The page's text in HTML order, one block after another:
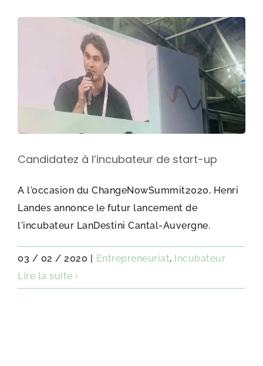
Candidatez à l’incubateur de start-up
A l'occasion du ChangeNowSummit2020, Henri
Landes annonce le futur lancement de
l'incubateur LanDestini Cantal-Auvergne.
03 / 02 / 2020 Entrepreneuriat, Incubateur
Lire la suite